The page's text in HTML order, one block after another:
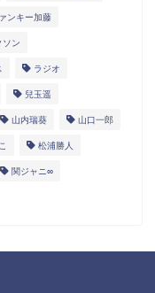
ンキー加藤
ソン
ラジオ
兒玉遥
山内瑞葵 山口一郎
松浦勝人
関ジャニ∞